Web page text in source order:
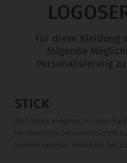
Für diese Kleidung
folgende
Personalisierung
STICK
Ab 1 Stück möglich in vielen
Mindesthöhe bei einem
Namen optimal. Waschbar bis zu